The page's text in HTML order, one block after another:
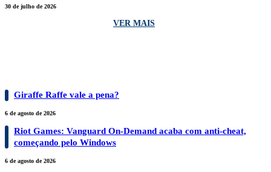
30 de julho de 2026
VER MAIS
Giraffe Raffe vale a pena?
6 de agosto de 2026
Riot Games: Vanguard On-Demand acaba com anti-cheat,
começando pelo Windows
6 de agosto de 2026